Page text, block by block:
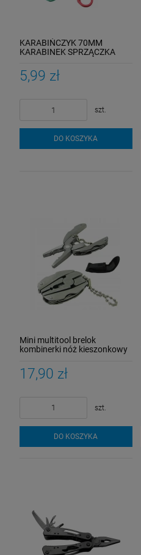
KARABIŃCZYK 70MM
KARABINEK SPRZĄCZKA
5,99 zł
szt.
DO KOSZYKA
Mini multitool brelok
kombinerki nóż kieszonkowy
17,90 zł
szt.
DO KOSZYKA